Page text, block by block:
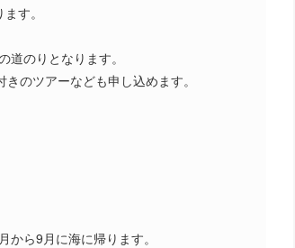
す。
のりとなります。
のツアーなども申し込めます。
ら9月に海に帰ります。